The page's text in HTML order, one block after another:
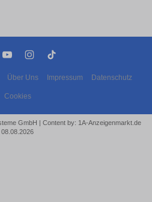
Über Uns Impressum Datenschutz
Cookies
GmbH | Content by: 1A-Anzeigenmarkt.de
08.08.2026